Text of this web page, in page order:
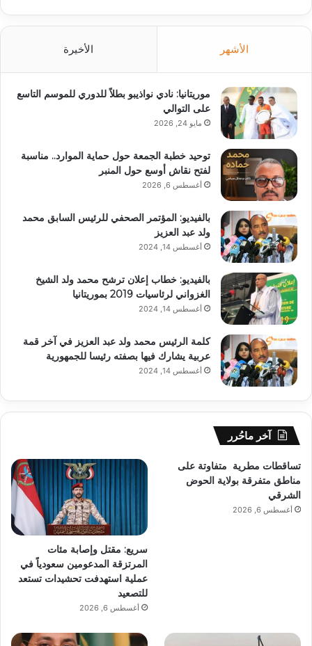
الأشهر الأخيرة
موريتانيا: نادي نواذيبو بطلاً للدوري للموسم التاسع
على التوالي
مايو 24, 2026
توحيد خطبة الجمعة حول حماية الموارد.. مناسبة
لفتح نقاش أوسع حول المنبر
أغسطس 6, 2026
بالفيديو: المؤتمر الصحفي للرئيس السابق محمد
ولد عبد العزيز
أغسطس 14, 2024
بالفيديو: خطاب إعلان ترشح محمد ولد الشيخ
الغزواني لرئاسيات 2019 بموريتانيا
أغسطس 14, 2024
كلمة الرئيس محمد ولد عبد العزيز في آخر قمة
عربية يشارك فيها بصفته رئيسا للجمهورية
أغسطس 14, 2024
آخر ماحُرر
تساقطات مطرية متفاوتة على
مناطق متفرقة بولاية الحوض
الشرقي
أغسطس 6, 2026
سريع: مقتل وإصابة مئات
المرتزقة المدعومين سعودياً في
عملية استهدفت تحشيدات تستعد
للتصعيد
أغسطس 6, 2026